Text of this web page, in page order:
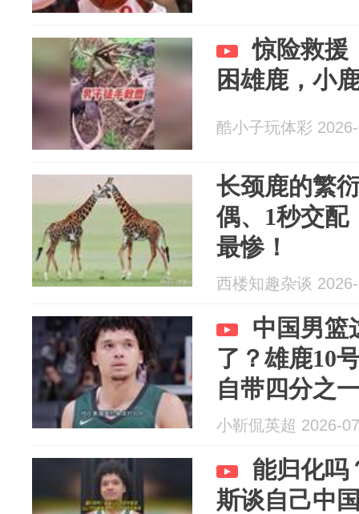
惊险救援
困雄鹿，小
酷小子玩体彩
长颈鹿的繁
偶、1秒交配
最惨！
西楼知趣杂谈
中国男篮
了？雄鹿10
自带四分之
小靳侃英超 2026-
能归化吗
斯谈自己中